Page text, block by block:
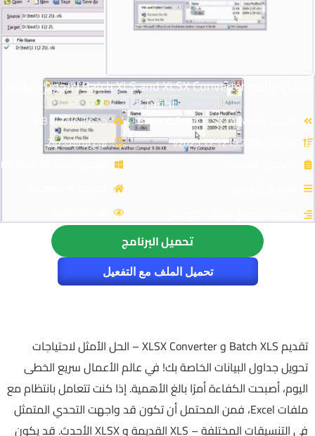
تحميل برنامج Batch XLS and XLSX Converter | لتحويل ملفات
إكسيل
حجم الملف: 2 MB
نوع الملف: Zip
تحميل البرنامج
تحميل الملف مع التفعيل
تقديم Batch XLS و XLSX Converter – الحل الأمثل لاحتياجات
تحويل جداول البيانات الخاصة بك! في عالم الأعمال سريع الخطى
اليوم، أصبحت الكفاءة أمرًا بالغ الأهمية. إذا كنت تتعامل بانتظام مع
ملفات Excel، فمن المحتمل أن تكون قد واجهت التحدي المتمثل
في التنسيقات المختلفة – XLS القديمة و XLSX الأحدث. قد يكون